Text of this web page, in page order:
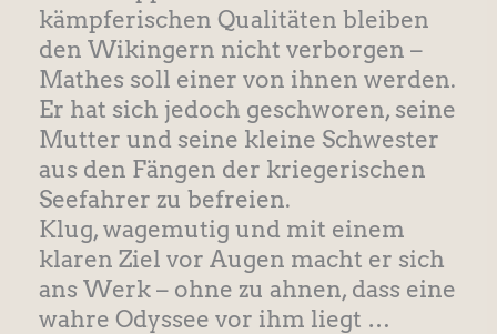
kämpferischen Qualitäten bleiben
den Wikingern nicht verborgen –
Mathes soll einer von ihnen werden.
Er hat sich jedoch geschworen, seine
Mutter und seine kleine Schwester
aus den Fängen der kriegerischen
Seefahrer zu befreien.
Klug, wagemutig und mit einem
klaren Ziel vor Augen macht er sich
ans Werk – ohne zu ahnen, dass eine
wahre Odyssee vor ihm liegt …